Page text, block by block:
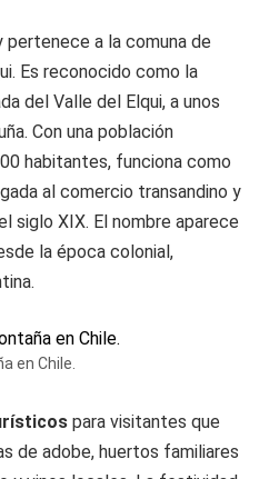
pertenece a la comuna de
Es reconocido como la
del Valle del Elqui, a unos
Con una población
habitantes, funciona como
al comercio transandino y
siglo XIX. El nombre aparece
la época colonial,
en Chile.
para visitantes que
de adobe, huertos familiares